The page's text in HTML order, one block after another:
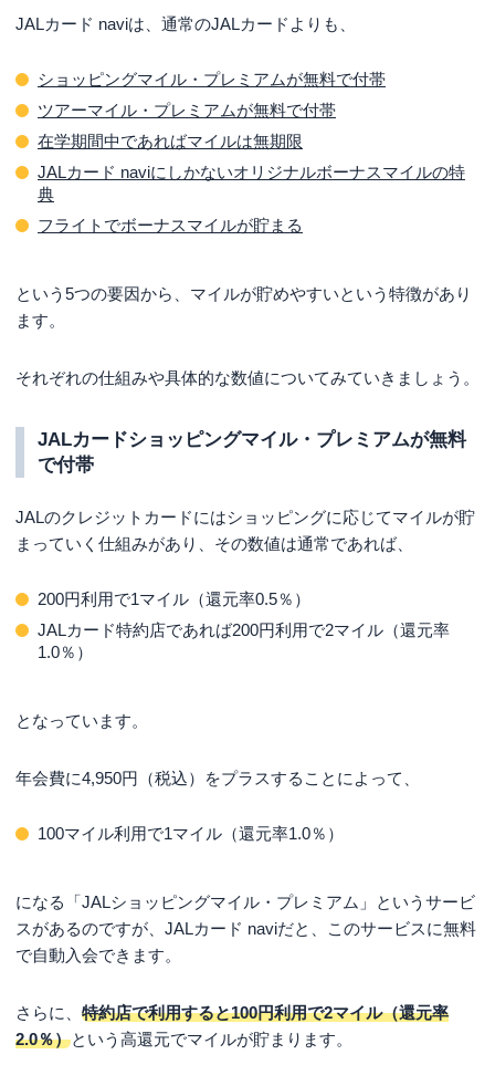
JALカード naviは、通常のJALカードよりも、
ショッピングマイル・プレミアムが無料で付帯
ツアーマイル・プレミアムが無料で付帯
在学期間中であればマイルは無期限
JALカード naviにしかないオリジナルボーナスマイルの特
典
フライトでボーナスマイルが貯まる
という5つの要因から、マイルが貯めやすいという特徴があり
ます。
それぞれの仕組みや具体的な数値についてみていきましょう。
JALカードショッピングマイル・プレミアムが無料
で付帯
JALのクレジットカードにはショッピングに応じてマイルが貯
まっていく仕組みがあり、その数値は通常であれば、
200円利用で1マイル（還元率0.5％）
JALカード特約店であれば200円利用で2マイル（還元率
1.0％）
となっています。
年会費に4,950円（税込）をプラスすることによって、
100マイル利用で1マイル（還元率1.0％）
になる「JALショッピングマイル・プレミアム」というサービ
スがあるのですが、JALカード naviだと、このサービスに無料
で自動入会できます。
さらに、 特約店で利用すると100円利用で2マイル（還元率
2.0％）という高還元でマイルが貯まります。